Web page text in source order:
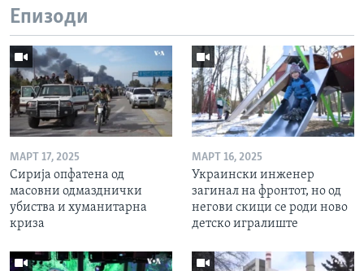
Епизоди
МАРТ 17, 2025
Сирија опфатена од
масовни одмазднички
убиства и хуманитарна
криза
МАРТ 16, 2025
Украински инженер
загинал на фронтот, но од
негови скици се роди ново
детско игралиште